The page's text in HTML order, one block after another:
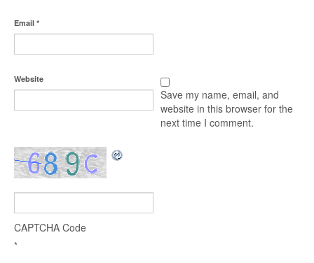
Email *
Website
Save my name, email, and
website in this browser for the
next time I comment.
CAPTCHA Code
*